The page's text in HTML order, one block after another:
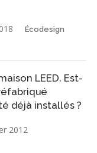
Écodesign
LEED. Est-
déjà installés ?
2012